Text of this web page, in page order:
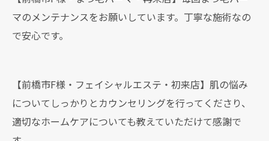
マのメンテナンスをお願いしています。丁寧な施術なの
で安心です。
【前橋市F様・フェイシャルエステ・初来店】肌の悩み
についてしっかりとカウンセリングを行ってくださり、
適切なホームケアについても教えていただけて感謝で